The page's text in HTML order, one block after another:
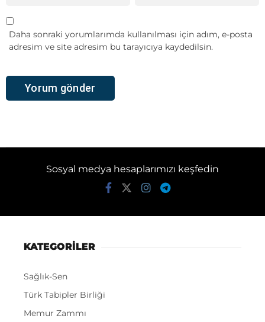
Daha sonraki yorumlarımda kullanılması için adım, e-posta
adresim ve site adresim bu tarayıcıya kaydedilsin.
Sosyal medya hesaplarımızı keşfedin
KATEGORİLER
Sağlık-Sen
Türk Tabipler Birliği
Memur Zammı